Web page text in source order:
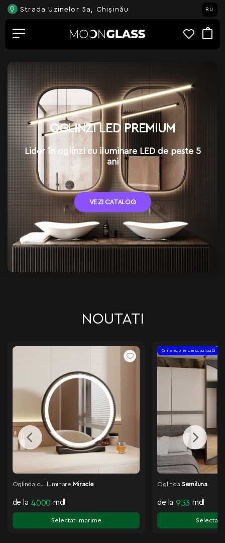
Strada Uzinelor 5a, Chișinău RU
OGLINZI LED PREMIUM
Lider în oglinzi cu iluminare LED de peste 5
ani
VEZI CATALOG
NOUTATI
Oglinda Semiluna
de la 953 mdl
Selectati marime
Dimensiune personalizată
Oglinda Giulia
de la 700 mdl
Selectati